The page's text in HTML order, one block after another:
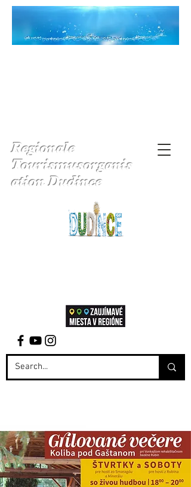
Regionale
Tourismusorganis
ation Dudince